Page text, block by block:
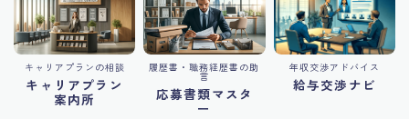
キャリアプランの相談
キャリアプラン
案内所
履歴書・職務経歴書の助
言
応募書類マスタ
ー
年収交渉アドバイス
給与交渉ナビ